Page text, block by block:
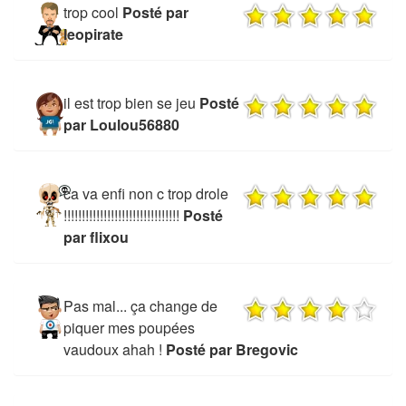
trop cool Posté par
leopirate
il est trop bien se jeu Posté
par Loulou56880
ca va enfi non c trop drole
!!!!!!!!!!!!!!!!!!!!!!!!!!!!!!!! Posté
par flixou
Pas mal... ça change de
piquer mes poupées
vaudoux ahah ! Posté par Bregovic